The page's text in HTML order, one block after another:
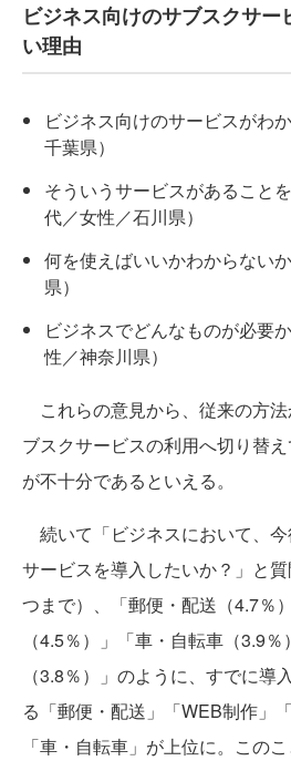
ビジネス向けのサブスクサ
い理由
ビジネス向けのサービスがわ
千葉県）
そういうサービスがあること
代／女性／石川県）
何を使えばいいかわからない
県）
ビジネスでどんなものが必要
性／神奈川県）
これらの意見から、従来の方
ブスクサービスの利用へ切り替
が不十分であるといえる。
続いて「ビジネスにおいて、
サービスを導入したいか？」と
つまで）、「郵便・配送（4.7％
（4.5％）」「車・自転車（3.9
（3.8％）」のように、すでに導
る「郵便・配送」「WEB制作」
「車・自転車」が上位に。この